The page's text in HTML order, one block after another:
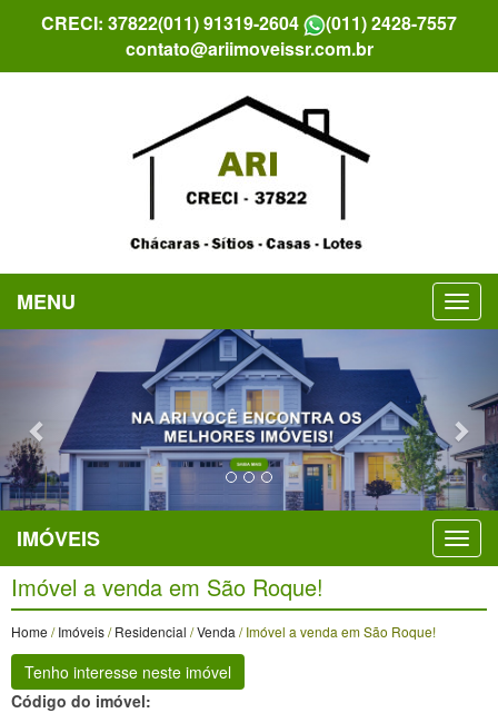
CRECI: 37822(011) 91319-2604
(011) 2428-7557
contato@ariimoveissr.com.br
MENU
Previous
IMÓVEIS
Imóvel a venda em São Roque!
Home /Imóveis/Residencial /Venda / Imóvel a venda em São Roque!
Tenho interesse neste imóvel
Código do imóvel: